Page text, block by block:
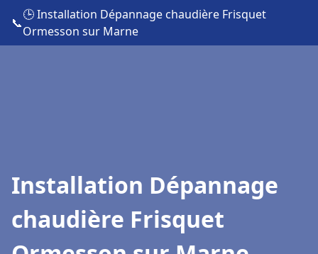
📞
🕒 Installation Dépannage chaudière Frisquet
Ormesson sur Marne
Installation Dépannage
chaudière Frisquet